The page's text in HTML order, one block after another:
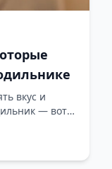
вкус и
— вот